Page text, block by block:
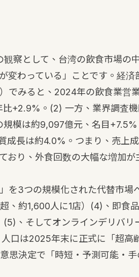
察として、台湾の飲食市場の
変わっている」ことです。経済
でみると、2024年の飲食業営
比+2.9%。 (2) 一方、業界調査
規模は約9,097億元、名目
長は約4.0%。つまり、売上
おり、外食回数の大幅な増加が
を3つの規模化された代替市場
、約1,600人に1店） (4) 、即食
(5) 、そしてオンラインデリバ
人口は2025年末に正式に「超高
思決定で「時短・予測可能・